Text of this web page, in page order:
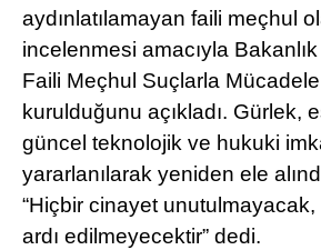
aydınlatılamayan faili meçhul
incelenmesi amacıyla
Faili Meçhul Suçlarla
kurulduğunu açıkladı. Gürlek,
güncel teknolojik ve hukuki
yararlanılarak yeniden ele
“Hiçbir cinayet
ardı edilmeyecektir” dedi.